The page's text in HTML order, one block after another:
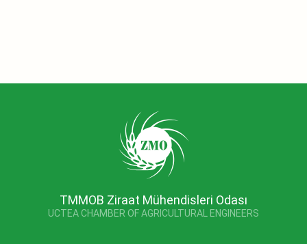
TMMOB Ziraat Mühendisleri Odası
UCTEA CHAMBER OF AGRICULTURAL ENGINEERS